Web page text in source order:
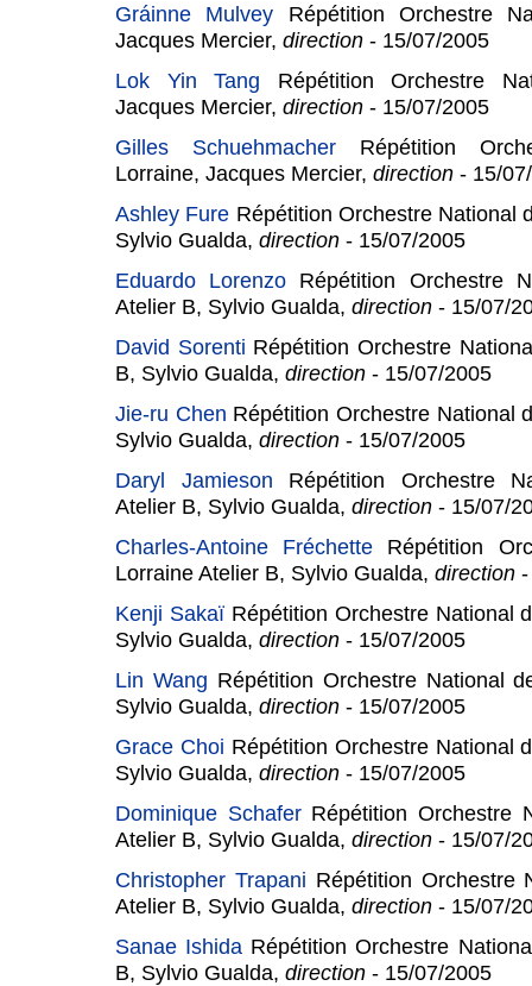
Gráinne Mulvey Répétition Orchestre
Jacques Mercier, direction - 15/07/2005
Lok Yin Tang Répétition Orchestre
Jacques Mercier, direction - 15/07/2005
Gilles Schuehmacher Répétition
Lorraine, Jacques Mercier, direction - 15/
Ashley Fure Répétition Orchestre National
Sylvio Gualda, direction - 15/07/2005
Eduardo Lorenzo Répétition Orchestre
Atelier B, Sylvio Gualda, direction - 15/07/
David Sorenti Répétition Orchestre
B, Sylvio Gualda, direction - 15/07/2005
Jie-ru Chen Répétition Orchestre National
Sylvio Gualda, direction - 15/07/2005
Daryl Jamieson Répétition Orchestre
Atelier B, Sylvio Gualda, direction - 15/07/
Charles-Antoine Fréchette Répétition
Lorraine Atelier B, Sylvio Gualda, direction
Kenji Sakaï Répétition Orchestre National
Sylvio Gualda, direction - 15/07/2005
Lin Wang Répétition Orchestre National
Sylvio Gualda, direction - 15/07/2005
Grace Choi Répétition Orchestre National
Sylvio Gualda, direction - 15/07/2005
Dominique SchaferRépétition Orchestre
Atelier B, Sylvio Gualda, direction - 15/07/
Christopher Trapani Répétition Orchestre
Atelier B, Sylvio Gualda, direction - 15/07/
Sanae Ishida Répétition Orchestre
B, Sylvio Gualda, direction - 15/07/2005